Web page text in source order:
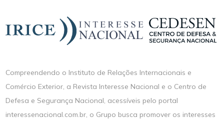
Compreendendo o Instituto de Relações Internacionais e
Comércio Exterior, a Revista Interesse Nacional e o Centro de
Defesa e Segurança Nacional, acessíveis pelo portal
interessenacional.com.br, o Grupo busca promover os interesses